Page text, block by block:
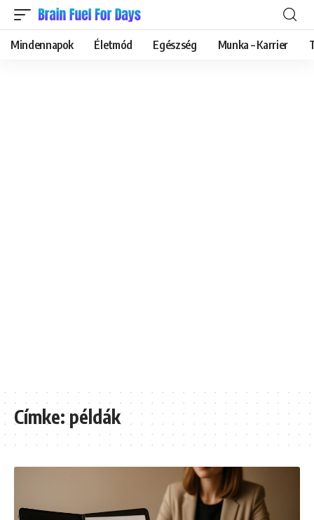
Mindennapok Életmód Egészség Munka – Karrier
Címke:példák